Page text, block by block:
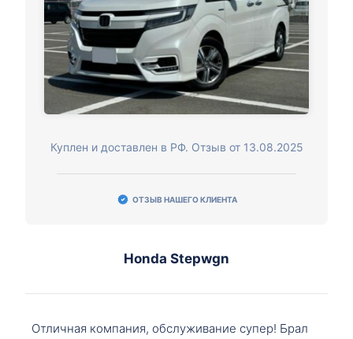
Куплен и доставлен в РФ. Отзыв от 13.08.2025
ОТЗЫВ НАШЕГО КЛИЕНТА
Honda Stepwgn
Отличная компания, обслуживание супер! Брал